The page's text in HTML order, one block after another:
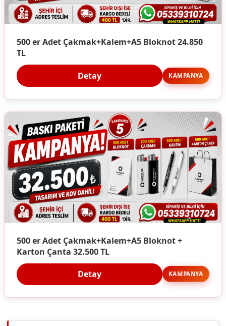
500 er Adet Çakmak+Kalem+A5 Bloknot 24.850
TL
Detay KAMPANYA
500 er Adet Çakmak+Kalem+A5 Bloknot +
Karton Çanta 32.500 TL
Detay KAMPANYA